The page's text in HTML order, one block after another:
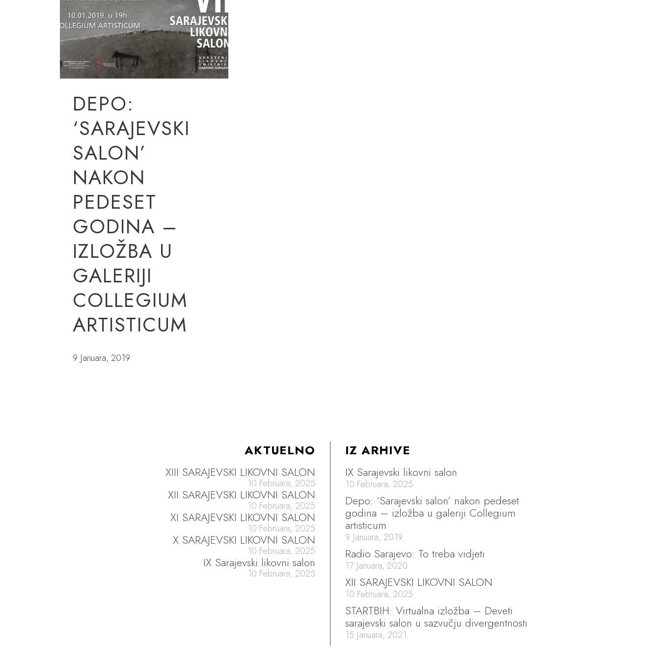
DEPO:
‘SARAJEVSKI
SALON’
NAKON
PEDESET
GODINA –
IZLOŽBA U
GALERIJI
COLLEGIUM
ARTISTICUM
9 Januara, 2019
AKTUELNO
XIII SARAJEVSKI LIKOVNI SALON
10 Februara, 2025
XII SARAJEVSKI LIKOVNI SALON
10 Februara, 2025
XI SARAJEVSKI LIKOVNI SALON
10 Februara, 2025
X SARAJEVSKI LIKOVNI SALON
10 Februara, 2025
IX Sarajevski likovni salon
10 Februara, 2025
IZ ARHIVE
IX Sarajevski likovni salon
10 Februara, 2025
Depo: ‘Sarajevski salon’ nakon pedeset
godina – izložba u galeriji Collegium
artisticum
9 Januara, 2019
Radio Sarajevo: To treba vidjeti
17 Januara, 2020
XII SARAJEVSKI LIKOVNI SALON
10 Februara, 2025
STARTBIH: Virtualna izložba – Deveti
sarajevski salon u sazvučju divergentnosti
15 Januara, 2021